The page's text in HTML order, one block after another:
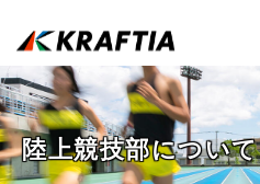
陸上競技部について